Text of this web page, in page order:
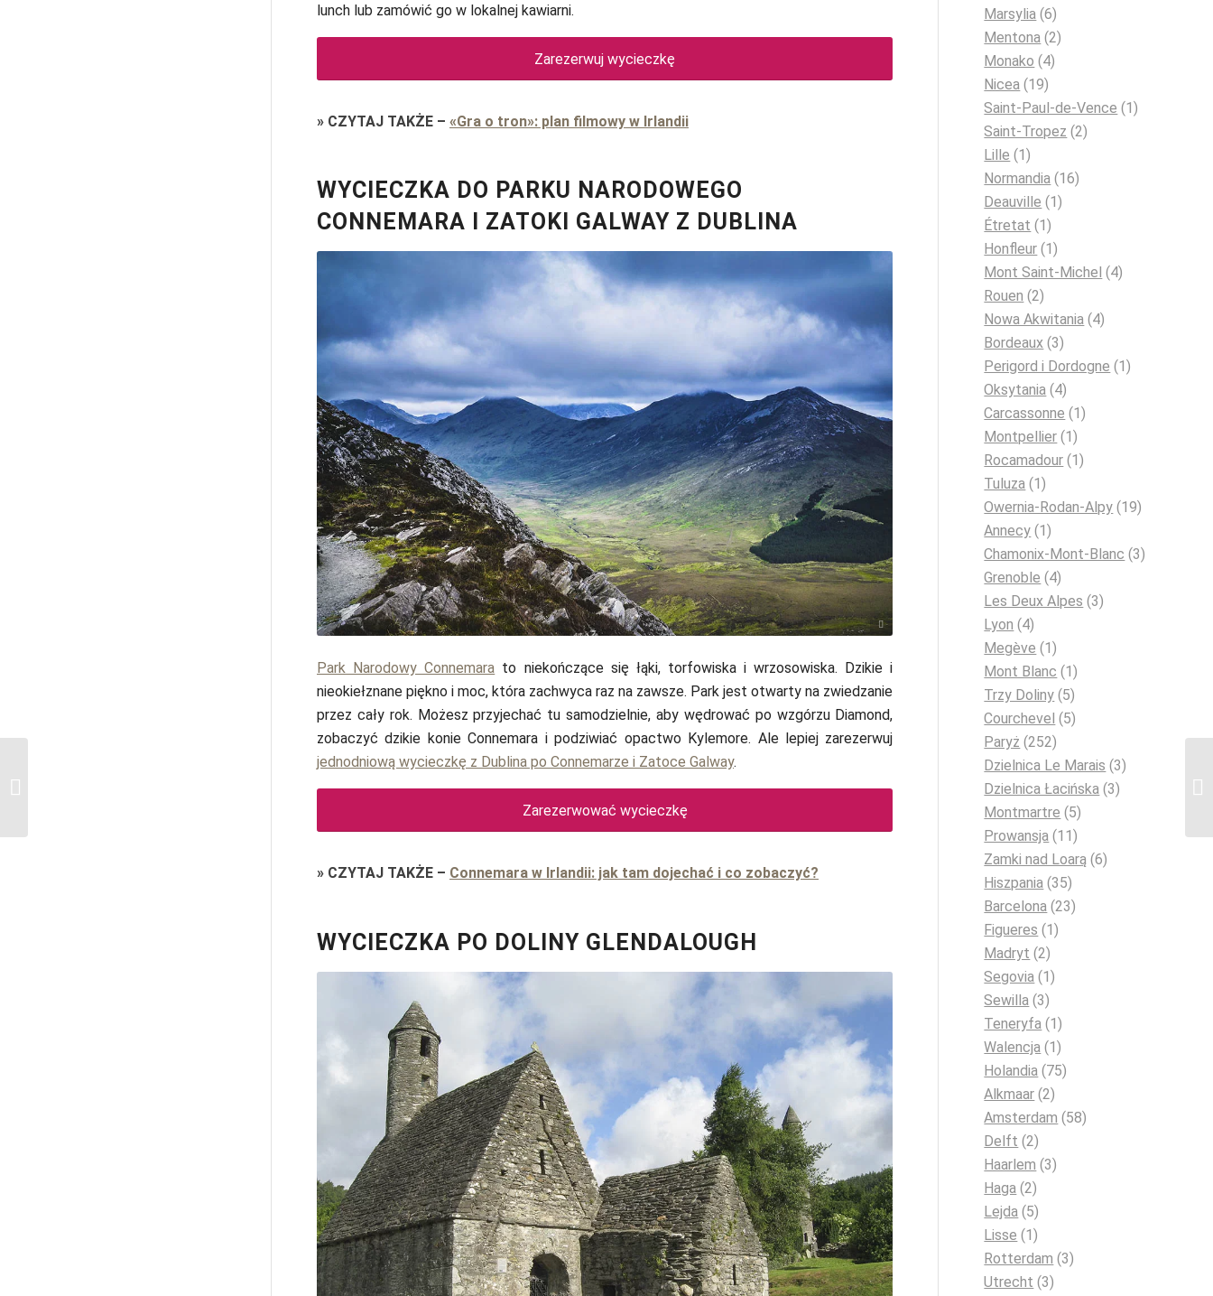
lunch lub zamówić go w lokalnej kawiarni.
Zarezerwuj wycieczkę
» CZYTAJ TAKŻE – «Gra o tron»: plan filmowy w Irlandii
WYCIECZKA DO PARKU NARODOWEGO
CONNEMARA I ZATOKI GALWAY Z DUBLINA
Robert V. Ruggiero / unsplash.com
Park Narodowy Connemara to niekończące się łąki, torfowiska i wrzosowiska. Dzikie i
nieokiełznane piękno i moc, która zachwyca raz na zawsze. Park jest otwarty na zwiedzanie
przez cały rok. Możesz przyjechać tu samodzielnie, aby wędrować po wzgórzu Diamond,
zobaczyć dzikie konie Connemara i podziwiać opactwo Kylemore. Ale lepiej zarezerwuj
jednodniową wycieczkę z Dublina po Connemarze i Zatoce Galway.
Zarezerwować wycieczkę
» CZYTAJ TAKŻE – Connemara w Irlandii: jak tam dojechać i co zobaczyć?
WYCIECZKA PO DOLINY GLENDALOUGH
Marsylia (6)
Mentona (2)
Monako (4)
Nicea (19)
Saint-Paul-de-Vence (1)
Saint-Tropez (2)
Lille (1)
Normandia (16)
Deauville (1)
Étretat (1)
Honfleur (1)
Mont Saint-Michel (4)
Rouen (2)
Nowa Akwitania (4)
Bordeaux (3)
Perigord i Dordogne (1)
Oksytania (4)
Carcassonne (1)
Montpellier (1)
Rocamadour (1)
Tuluza (1)
Owernia-Rodan-Alpy (19)
Annecy (1)
Chamonix-Mont-Blanc (3)
Grenoble (4)
Les Deux Alpes (3)
Lyon (4)
Megève (1)
Mont Blanc (1)
Trzy Doliny (5)
Courchevel (5)
Paryż (252)
Dzielnica Le Marais (3)
Dzielnica Łacińska (3)
Montmartre (5)
Prowansja (11)
Zamki nad Loarą (6)
Hiszpania (35)
Barcelona (23)
Figueres (1)
Madryt (2)
Segovia (1)
Sewilla (3)
Teneryfa (1)
Walencja (1)
Holandia (75)
Alkmaar (2)
Amsterdam (58)
Delft (2)
Haarlem (3)
Haga (2)
Lejda (5)
Lisse (1)
Rotterdam (3)
Utrecht (3)